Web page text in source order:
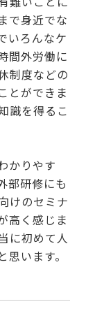
で身近でな
いろんなケ
間外労働に
制度などの
とができま
識を得るこ
かりやす
部研修にも
けのセミナ
高く感じま
に初めて人
います。